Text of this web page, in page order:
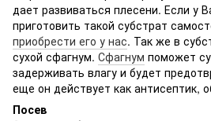
дает развиваться плесени. Если у
приготовить такой субстрат
приобрести его у нас. Так же в
сухой сфагнум. Сфагнум поможет
задерживать влагу и будет
еще он действует как антисептик,
Посев